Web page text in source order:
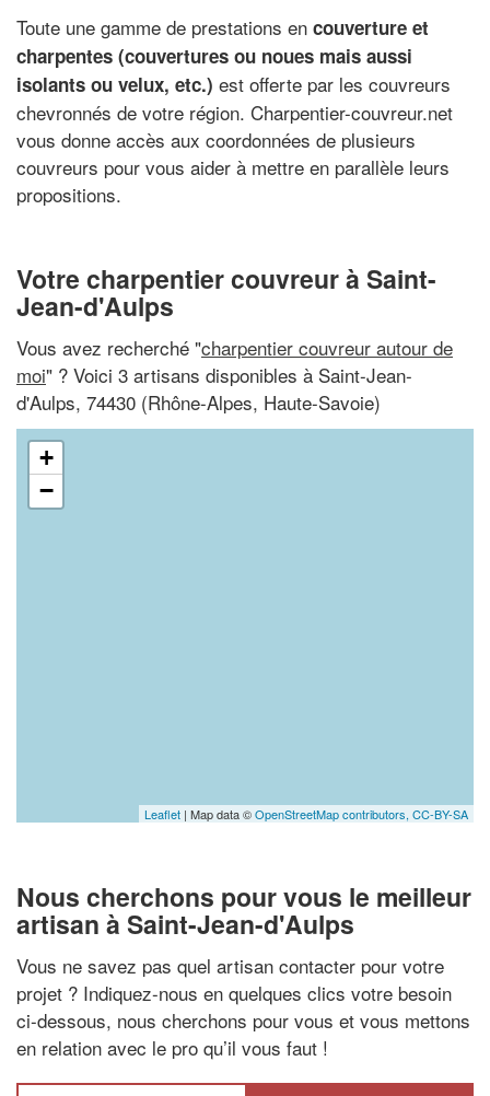
Toute une gamme de prestations en couverture et
charpentes (couvertures ou noues mais aussi
isolants ou velux, etc.) est offerte par les couvreurs
chevronnés de votre région. Charpentier-couvreur.net
vous donne accès aux coordonnées de plusieurs
couvreurs pour vous aider à mettre en parallèle leurs
propositions.
Votre charpentier couvreur à Saint-
Jean-d'Aulps
Vous avez recherché "charpentier couvreur autour de
moi" ? Voici 3 artisans disponibles à Saint-Jean-
d'Aulps, 74430 (Rhône-Alpes, Haute-Savoie)
+
−
Leaflet | Map data ©OpenStreetMap contributors, CC-BY-SA
Nous cherchons pour vous le meilleur
artisan à Saint-Jean-d'Aulps
Vous ne savez pas quel artisan contacter pour votre
projet ? Indiquez-nous en quelques clics votre besoin
ci-dessous, nous cherchons pour vous et vous mettons
en relation avec le pro qu’il vous faut !